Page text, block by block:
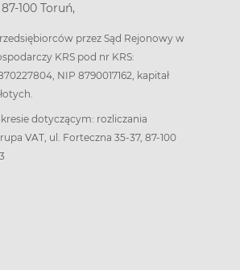
100 Toruń,
przez Sąd Rejonowy w
KRS pod nr KRS:
NIP 8790017162, kapitał
dotyczącym: rozliczania
VAT, ul. Forteczna 35-37, 87-100